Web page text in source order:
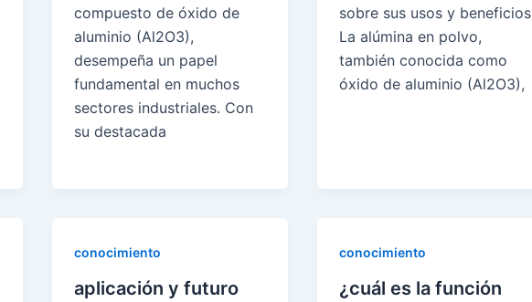
compuesto de óxido de
aluminio (Al2O3),
desempeña un papel
fundamental en muchos
sectores industriales. Con
su destacada
sobre sus usos y beneficios
La alúmina en polvo,
también conocida como
óxido de aluminio (Al2O3),
conocimiento
aplicación y futuro
conocimiento
¿cuál es la función